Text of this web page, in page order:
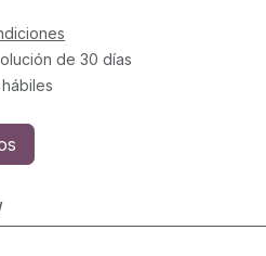
de 30 días